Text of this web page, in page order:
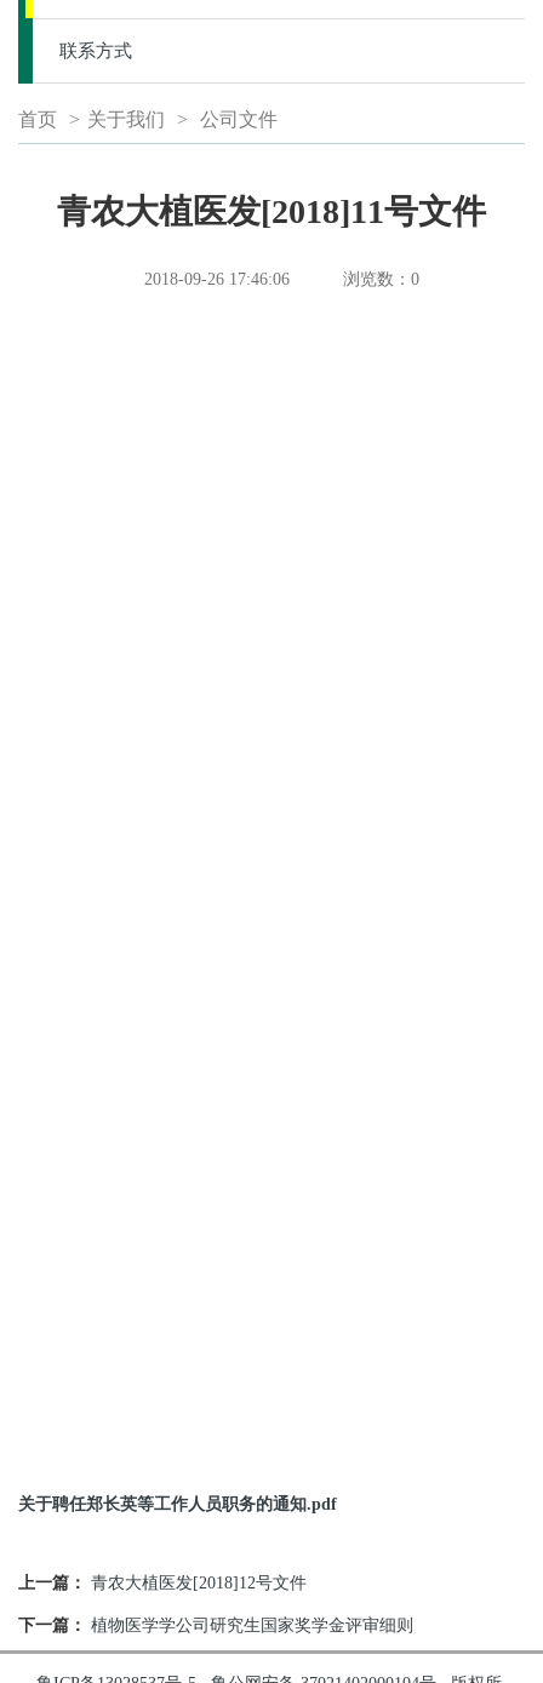
联系方式
首页 > 关于我们 > 公司文件
青农大植医发[2018]11号文件
2018-09-26 17:46:06 浏览数： 0
关于聘任郑长英等工作人员职务的通知.pdf
上一篇： 青农大植医发[2018]12号文件
下一篇： 植物医学学公司研究生国家奖学金评审细则